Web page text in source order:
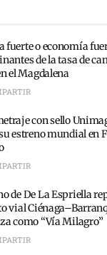
fuerte o economía
de la tasa de
el Magdalena
con sello
estreno mundial en
de De La Espriella
vial
como “Vía Milagro”